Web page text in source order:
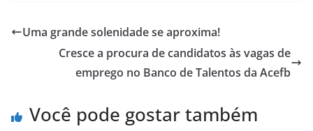
Uma grande solenidade se aproxima!
Cresce a procura de candidatos às vagas de
emprego no Banco de Talentos da Acefb
Você pode gostar também